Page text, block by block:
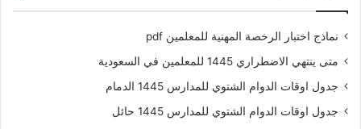
نماذج اختبار الرخصة المهنية للمعلمين pdf
متى ينتهي الاضطراري 1445 للمعلمين في السعودية
جدول اوقات الدوام الشتوي للمدارس 1445 الدمام
جدول اوقات الدوام الشتوي للمدارس 1445 حائل